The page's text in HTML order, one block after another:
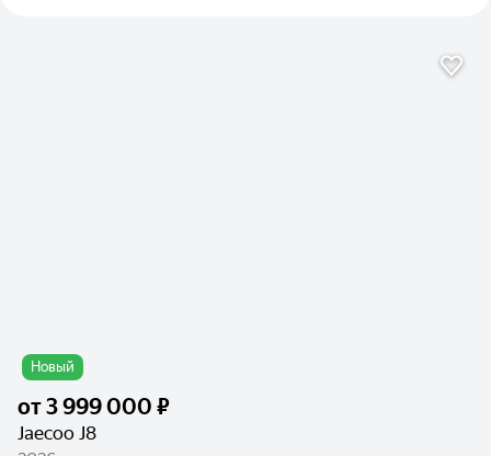
Новый
от3 999 000 ₽
Jaecoo J8